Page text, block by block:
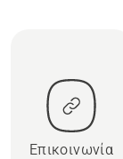
Επικοινωνία